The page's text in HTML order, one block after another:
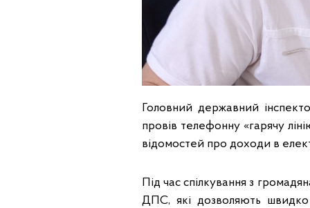
Головний державний
провів телефонну «гарячу
відомостей про доходи в
Під час спілкування з
ДПС, які дозволяють швидко